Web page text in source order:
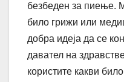
безбеден за пиење.
било грижи или
добра идеја да се
давател на
користите какви